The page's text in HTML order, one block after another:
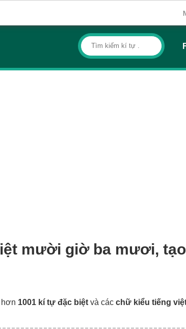
mười giờ ba mươi,
hơn 1001 kí tự đặc biệt và các chữ kiểu tiếng